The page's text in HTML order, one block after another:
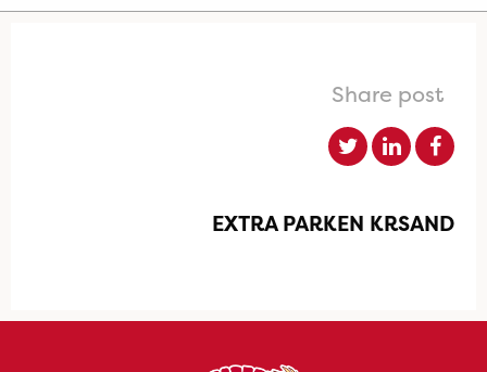
Share post
EXTRA PARKEN KRSAND